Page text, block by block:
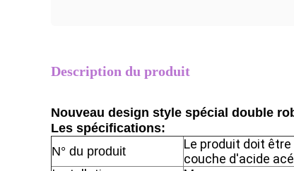
Description du produit
Nouveau design style spécial double
Les spécifications:
N° du produit
Le produit doit
couche d'acide